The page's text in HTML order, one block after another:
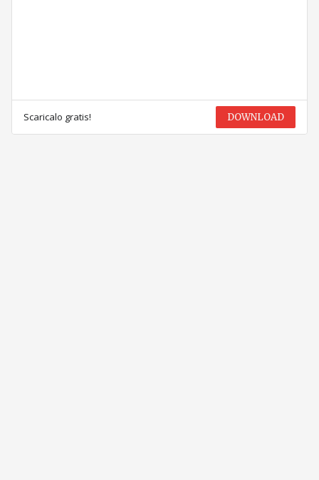
Scaricalo gratis! DOWNLOAD